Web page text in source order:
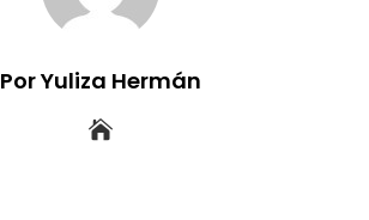
Por Yuliza Hermán